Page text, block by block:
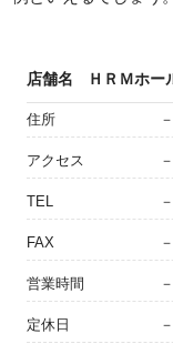
店舗名 ＨＲＭホー
住所 －
アクセス －
TEL －
FAX －
営業時間 －
定休日 －